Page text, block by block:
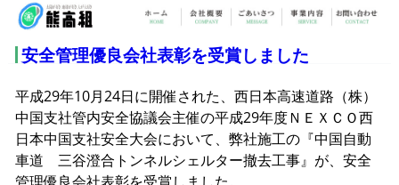
安全管理優良会社表彰を受賞しました
平成29年10月24日に開催された、西日本高速道路（株）
中国支社管内安全協議会主催の平成29年度ＮＥＸＣＯ西
日本中国支社安全大会において、弊社施工の『中国自動
車道 三谷澄合トンネルシェルター撤去工事』が、安全